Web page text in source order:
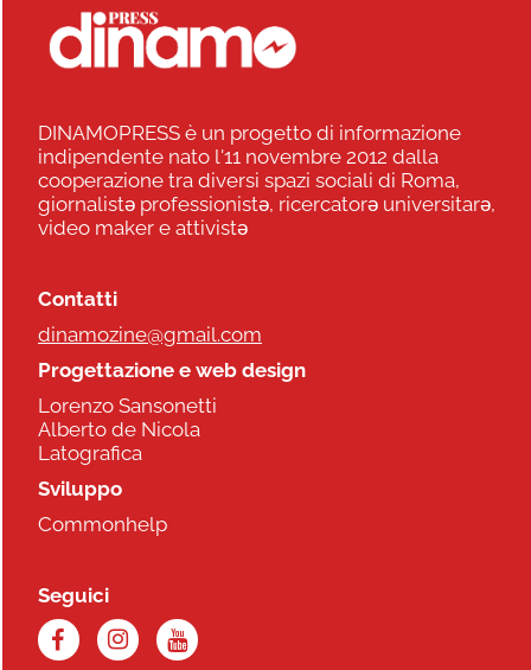
DINAMOPRESS è un progetto di informazione
indipendente nato l'11 novembre 2012 dalla
cooperazione tra diversi spazi sociali di Roma,
giornalistə professionistə, ricercatorə universitarə,
video maker e attivistə
Contatti
dinamozine@gmail.com
Progettazione e web design
Lorenzo Sansonetti
Alberto de Nicola
Latografica
Sviluppo
Commonhelp
Seguici